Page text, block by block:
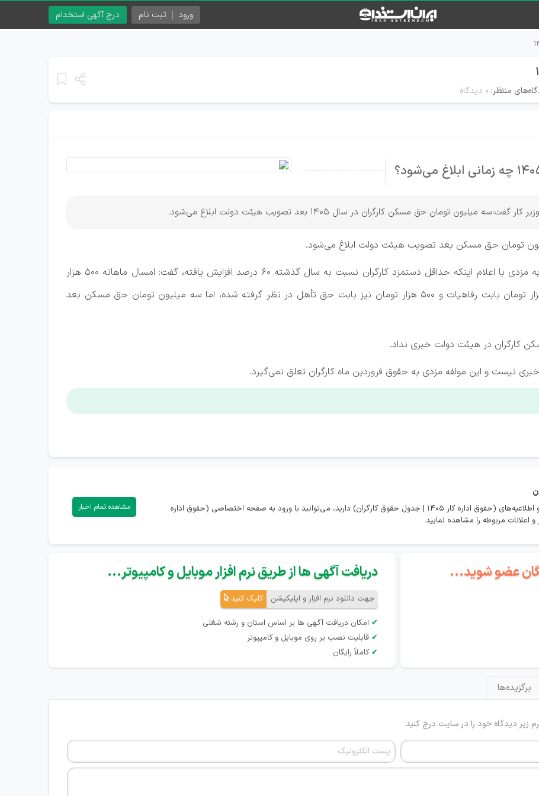
درج آگهی استخدام ورود ثبت نام
منتظر: ۰ دیدگاه
تومان حق مسکن کارگران در سال 1405 بعد تصویب هیئت دولت ابلاغ می‌شود.
تومان حق مسکن بعد تصویب هیئت دولت ابلاغ می‌شود.
به گزارش خبرنگار ایلنا، وزیر کار بعد از ابلاغ مصوبه مزدی با اعلام اینکه حداقل دستمزد کارگران نسبت به سال گذشته ۶۰ درصد افزایش یافته، گفت: امسال ماهانه ۵۰۰ هزار
تومان بابت پایه سنواتی، دو میلیون و دویست هزار تومان بابت رفاهیات و ۵۰۰ هزار تومان نیز بابت حق تأهل در نظر گرفته شده، اما سه میلیون تومان حق مسکن بعد
کارگران در هیئت دولت خبری نداد.
نیست و این مولفه مزدی به حقوق فروردین ماه کارگران تعلق نمی‌گیرد.
در صورتی که تمایل به مشاهده همه اخبار و اطلاعیه‌های (حقوق اداره کار 1405 | جدول حقوق کارگران) دارید، می‌توانید با ورود به صفحه اختصاصی (حقوق اداره
مشاهده تمام اخبار
عضو شوید... دریافت آگهی ها از طریق نرم افزار موبایل و کامپیوتر...
جهت دانلود نرم افزار و اپلیکیشن کلیک کنید
✔ امکان دریافت آگهی ها بر اساس استان و رشته شغلی
✔ قابلیت نصب بر روی موبایل و کامپیوتر
✔ کاملاً رایگان
برگزیده‌ها
زیر دیدگاه خود را در سایت درج کنید.